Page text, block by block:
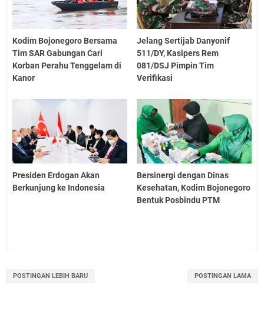
Kodim Bojonegoro Bersama
Tim SAR Gabungan Cari
Korban Perahu Tenggelam di
Kanor
Jelang Sertijab Danyonif
511/DY, Kasipers Rem
081/DSJ Pimpin Tim
Verifikasi
Presiden Erdogan Akan
Berkunjung ke Indonesia
Bersinergi dengan Dinas
Kesehatan, Kodim Bojonegoro
Bentuk Posbindu PTM
POSTINGAN LEBIH BARU POSTINGAN LAMA